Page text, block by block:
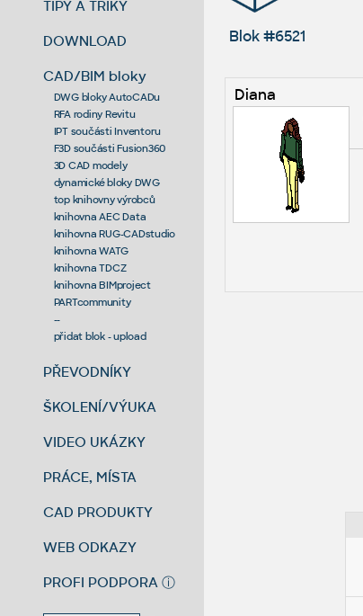
TIPY A TRIKY
DOWNLOAD
CAD/BIM bloky
DWG bloky AutoCADu
RFA rodiny Revitu
IPT součásti Inventoru
F3D součásti Fusion360
3D CAD modely
dynamické bloky DWG
top knihovny výrobců
knihovna AEC Data
knihovna RUG-CADstudio
knihovna WATG
knihovna TDCZ
knihovna BIMproject
PARTcommunity
--
přidat blok - upload
PŘEVODNÍKY
ŠKOLENÍ/VÝUKA
VIDEO UKÁZKY
PRÁCE, MÍSTA
CAD PRODUKTY
WEB ODKAZY
PROFI PODPORA ⓘ
Blok #6521
Diana